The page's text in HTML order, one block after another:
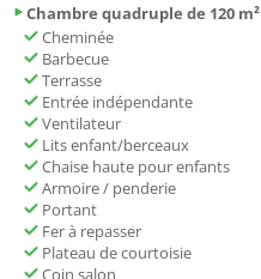
Chambre quadruple de 120 m²
Cheminée
Barbecue
Terrasse
Entrée indépendante
Ventilateur
Lits enfant/berceaux
Chaise haute pour enfants
Armoire / penderie
Portant
Fer à repasser
Plateau de courtoisie
Coin salon